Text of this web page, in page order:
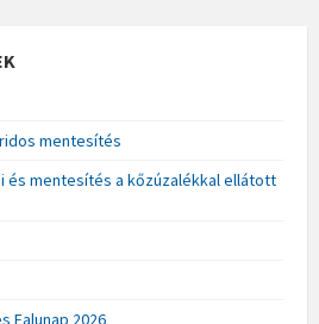
mentesítés
és mentesítés a kőzúzalékkal ellátott
Falunap 2026